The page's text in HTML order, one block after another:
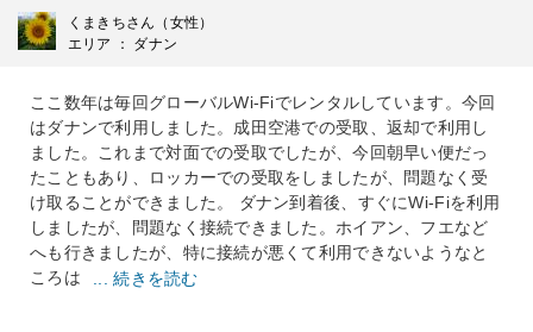
くまきちさん（女性）
エリア ： ダナン
ここ数年は毎回グローバルWi-Fiでレンタルしています。今回
はダナンで利用しました。成田空港での受取、返却で利用し
ました。これまで対面での受取でしたが、今回朝早い便だっ
たこともあり、ロッカーでの受取をしましたが、問題なく受
け取ることができました。 ダナン到着後、すぐにWi-Fiを利用
しましたが、問題なく接続できました。ホイアン、フエなど
へも行きましたが、特に接続が悪くて利用できないようなと
ころは
... 続きを読む